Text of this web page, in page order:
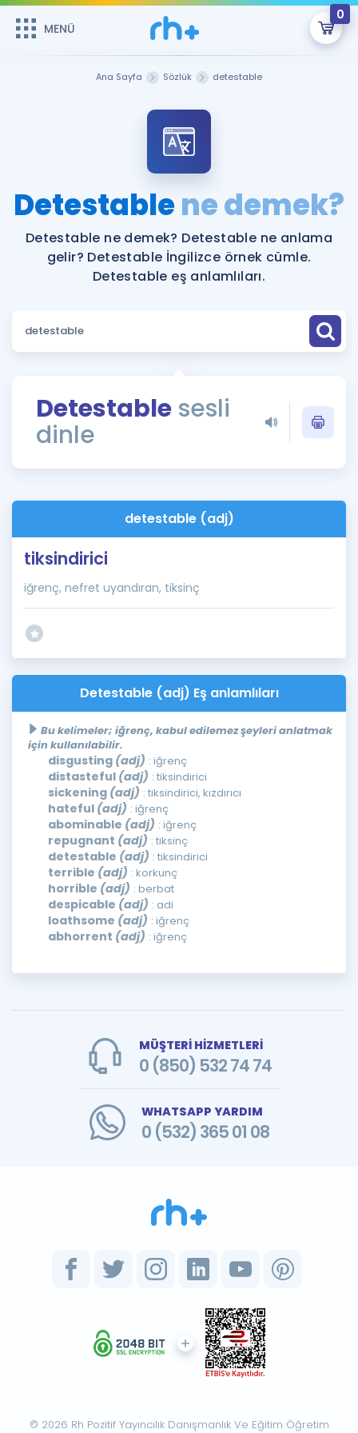
MENÜ
0
ÜYE DEĞİLİM
Sepetin Şu An Boş.
Remzi Hoca ile seni sınava hazırlayacak onlarca eğitim seni
bekliyor!
MENÜ
Faydalı Araçlar
Sözlük
Rehberlik Aracı
ÖSYM Sınav Takvimi
İngilizce Gramer
Hakkımızda
Ana Sayfa Sözlük detestable
Detestablene demek?
Detestable ne demek? Detestable ne anlama
gelir? Detestable İngilizce örnek cümle.
Detestable eş anlamlıları.
Detestable sesli
dinle
detestable (adj)
tiksindirici
iğrenç, nefret uyandıran, tiksinç
Detestable (adj) Eş anlamlıları
Bu kelimeler; iğrenç, kabul edilemez şeyleri anlatmak
için kullanılabilir.
disgusting (adj) : iğrenç
distasteful (adj) : tiksindirici
sickening (adj) : tiksindirici, kızdırıcı
hateful (adj) : iğrenç
abominable (adj) : iğrenç
repugnant (adj) : tiksinç
detestable (adj) : tiksindirici
terrible (adj) : korkunç
horrible (adj) : berbat
despicable (adj) : adi
loathsome (adj) : iğrenç
abhorrent (adj) : iğrenç
MÜŞTERİ HİZMETLERİ
0 (850) 532 74 74
WHATSAPP YARDIM
0 (532) 365 01 08
© 2026 Rh Pozitif Yayıncılık Danışmanlık Ve Eğitim Öğretim